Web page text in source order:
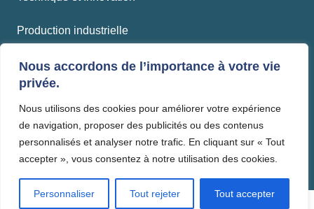
Nous accordons de l’importance à votre vie
privée.
Nous utilisons des cookies pour améliorer votre expérience
de navigation, proposer des publicités ou des contenus
personnalisés et analyser notre trafic. En cliquant sur « Tout
accepter », vous consentez à notre utilisation des cookies.
Personnaliser Tout rejeter Tout accepter
Production industrielle
Matériaux et recyclage
Mentions légales
Politique de confidentialité